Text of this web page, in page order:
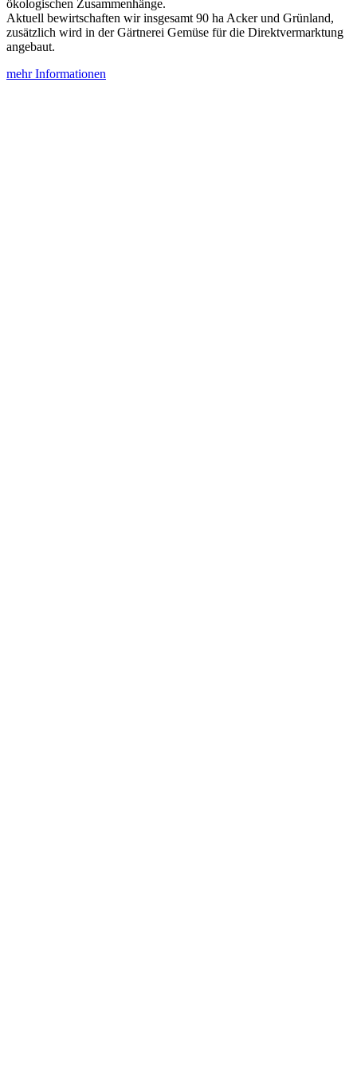
ökologischen Zusammenhänge.
Aktuell bewirtschaften wir insgesamt 90 ha Acker und Grünland,
zusätzlich wird in der Gärtnerei Gemüse für die Direktvermarktung
angebaut.
mehr Informationen